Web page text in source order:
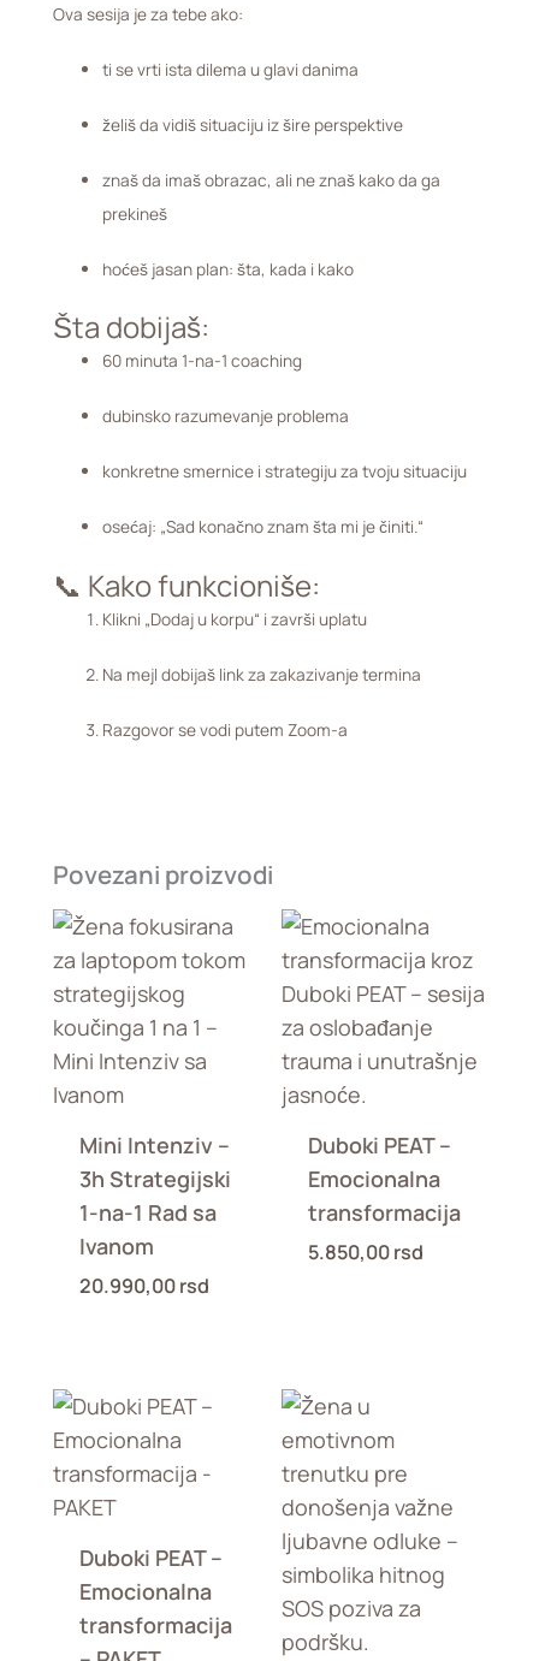
Ova sesija je za tebe ako:
ti se vrti ista dilema u glavi danima
želiš da vidiš situaciju iz šire perspektive
znaš da imaš obrazac, ali ne znaš kako da ga
prekineš
hoćeš jasan plan: šta, kada i kako
Šta dobijaš:
60 minuta 1-na-1 coaching
dubinsko razumevanje problema
konkretne smernice i strategiju za tvoju situaciju
osećaj: „Sad konačno znam šta mi je činiti.“
📞 Kako funkcioniše:
Klikni „Dodaj u korpu“ i završi uplatu
Na mejl dobijaš link za zakazivanje termina
Razgovor se vodi putem Zoom-a
Povezani proizvodi
Mini Intenziv –
3h Strategijski
1-na-1 Rad sa
Ivanom
20.990,00rsd
Duboki PEAT –
Emocionalna
transformacija
5.850,00rsd
Duboki PEAT –
Emocionalna
transformacija